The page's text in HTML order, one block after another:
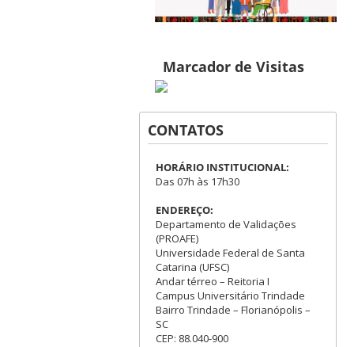
Marcador de Visitas
CONTATOS
HORÁRIO INSTITUCIONAL:
Das 07h às 17h30
ENDEREÇO:
Departamento de Validações
(PROAFE)
Universidade Federal de Santa
Catarina (UFSC)
Andar térreo – Reitoria I
Campus Universitário Trindade
Bairro Trindade – Florianópolis –
SC
CEP: 88.040-900